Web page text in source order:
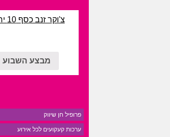
צ'וקר זנב כסף 10 יחידות
מבצע השבוע
פרופיל חן שיווק
ערכות קעקועים לכל אירוע